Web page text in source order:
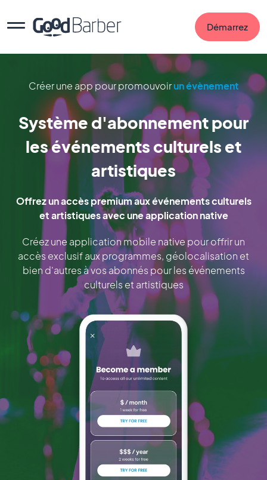
Démarrez
Créer une app pour promouvoirun évènement
Système d'abonnement pour
les événements culturels et
artistiques
Offrez un accès premium aux événements culturels
et artistiques avec une application native
Créez une application mobile native pour offrir un
accès exclusif aux programmes, géolocalisation et
bien d'autres à vos abonnés pour les événements
culturels et artistiques